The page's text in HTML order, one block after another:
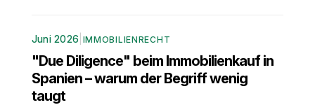
Juni 2026 IMMOBILIENRECHT
"Due Diligence" beim Immobilienkauf in
Spanien – warum der Begriff wenig
taugt